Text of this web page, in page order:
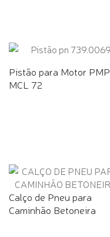
Pistão para Motor PMP
MCL 72
Calço de Pneu para
Caminhão Betoneira